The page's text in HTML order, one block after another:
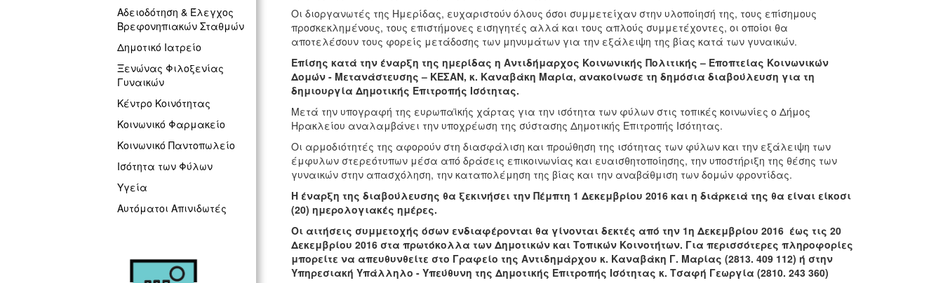
Αδειοδότηση & Έλεγχος
Βρεφονηπιακών Σταθμών
Δημοτικό Ιατρείο
Ξενώνας Φιλοξενίας
Γυναικών
Κέντρο Κοινότητας
Κοινωνικό Φαρμακείο
Κοινωνικό Παντοπωλείο
Ισότητα των Φύλων
Υγεία
Αυτόματοι Απινιδωτές
Οι διοργανωτές της Ημερίδας, ευχαριστούν όλους όσοι συμμετείχαν στην υλοποίησή της, τους επίσημους
προσκεκλημένους, τους επιστήμονες εισηγητές αλλά και τους απλούς συμμετέχοντες, οι οποίοι θα
αποτελέσουν τους φορείς μετάδοσης των μηνυμάτων για την εξάλειψη της βίας κατά των γυναικών.
Επίσης κατά την έναρξη της ημερίδας η Αντιδήμαρχος Κοινωνικής Πολιτικής – Εποπτείας Κοινωνικών
Δομών - Μετανάστευσης – ΚΕΣΑΝ, κ. Καναβάκη Μαρία, ανακοίνωσε τη δημόσια διαβούλευση για τη
δημιουργία Δημοτικής Επιτροπής Ισότητας.
Μετά την υπογραφή της ευρωπαϊκής χάρτας για την ισότητα των φύλων στις τοπικές κοινωνίες ο Δήμος
Ηρακλείου αναλαμβάνει την υποχρέωση της σύστασης Δημοτικής Επιτροπής Ισότητας.
Οι αρμοδιότητές της αφορούν στη διασφάλιση και προώθηση της ισότητας των φύλων και την εξάλειψη των
έμφυλων στερεότυπων μέσα από δράσεις επικοινωνίας και ευαισθητοποίησης, την υποστήριξη της θέσης των
γυναικών στην απασχόληση, την καταπολέμηση της βίας και την αναβάθμιση των δομών φροντίδας.
Η έναρξη της διαβούλευσης θα ξεκινήσει την Πέμπτη 1 Δεκεμβρίου 2016 και η διάρκειά της θα είναι είκοσι
(20) ημερολογιακές ημέρες.
Οι αιτήσεις συμμετοχής όσων ενδιαφέρονται θα γίνονται δεκτές από την 1η Δεκεμβρίου 2016 έως τις 20
Δεκεμβρίου 2016 στα πρωτόκολλα των Δημοτικών και Τοπικών Κοινοτήτων. Για περισσότερες πληροφορίες
μπορείτε να απευθυνθείτε στο Γραφείο της Αντιδημάρχου κ. Καναβάκη Γ. Μαρίας (2813. 409 112) ή στην
Υπηρεσιακή Υπάλληλο - Υπεύθυνη της Δημοτικής Επιτροπής Ισότητας κ. Τσαφή Γεωργία (2810. 243 360)